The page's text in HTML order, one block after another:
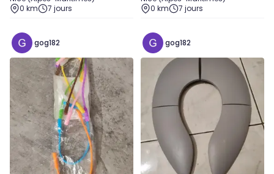
0 km
7 jours
0 km
7 jours
gog182 gog182